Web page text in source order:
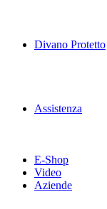
Divano Protetto
Assistenza
E-Shop
Video
Aziende